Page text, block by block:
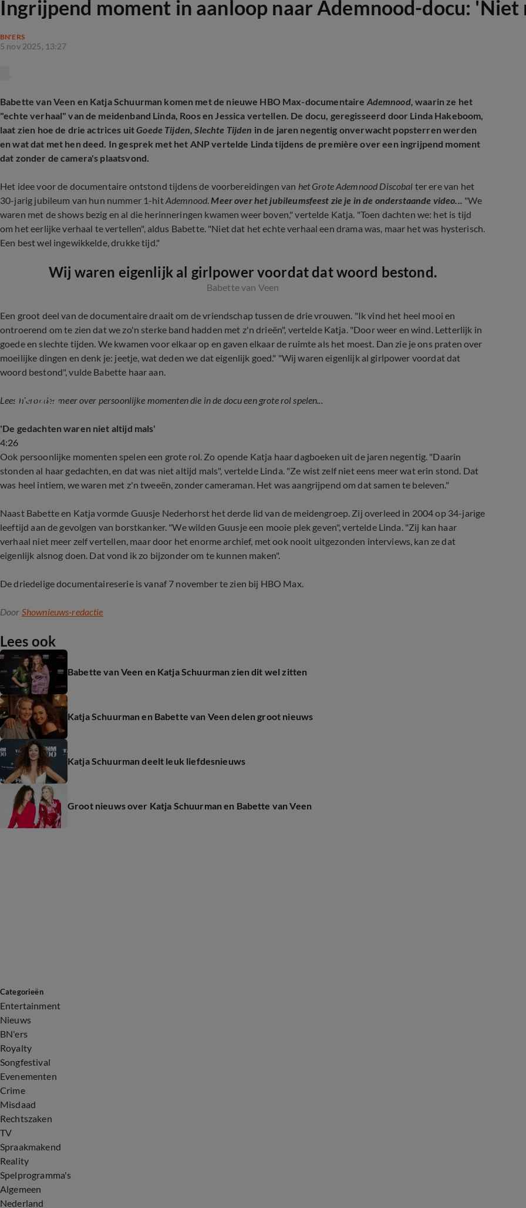
Ingrijpend moment in aanloop naar Ademnood-docu: 'Niet
BN'ERS
5 nov 2025, 13:27
Babette van Veen en Katja Schuurman komen met de nieuwe HBO Max-documentaire Ademnood, waarin ze het
"echte verhaal" van de meidenband Linda, Roos en Jessica vertellen. De docu, geregisseerd door Linda Hakeboom,
laat zien hoe de drie actrices uitGoede Tijden, Slechte Tijden in de jaren negentig onverwacht popsterren werden
en wat dat met hen deed. In gesprek met het ANP vertelde Linda tijdens de première over een ingrijpend moment
dat zonder de camera's plaatsvond.
Het idee voor de documentaire ontstond tijdens de voorbereidingen van het Grote Ademnood Discobal ter ere van het
30-jarig jubileum van hun nummer 1-hitAdemnood.Meer over het jubileumsfeest zie je in de onderstaande video... "We
waren met de shows bezig en al die herinneringen kwamen weer boven," vertelde Katja. "Toen dachten we: het is tijd
om het eerlijke verhaal te vertellen", aldus Babette. "Niet dat het echte verhaal een drama was, maar het was hysterisch.
Een best wel ingewikkelde, drukke tijd."
Wij waren eigenlijk al girlpower voordat dat woord bestond.
Babette van Veen
Een groot deel van de documentaire draait om de vriendschap tussen de drie vrouwen. "Ik vind het heel mooi en
ontroerend om te zien dat we zo'n sterke band hadden met z'n drieën", vertelde Katja. "Door weer en wind. Letterlijk in
goede en slechte tijden. We kwamen voor elkaar op en gaven elkaar de ruimte als het moest. Dan zie je ons praten over
moeilijke dingen en denk je: jeetje, wat deden we dat eigenlijk goed." "Wij waren eigenlijk al girlpower voordat dat
woord bestond", vulde Babette haar aan.
Lees hieronder meer over persoonlijke momenten die in de docu een grote rol spelen...
4:26
Discobal
'De gedachten waren niet altijd mals'
Ook persoonlijke momenten spelen een grote rol. Zo opende Katja haar dagboeken uit de jaren negentig. "Daarin
stonden al haar gedachten, en dat was niet altijd mals", vertelde Linda. "Ze wist zelf niet eens meer wat erin stond. Dat
was heel intiem, we waren met z'n tweeën, zonder cameraman. Het was aangrijpend om dat samen te beleven."
Naast Babette en Katja vormde Guusje Nederhorst het derde lid van de meidengroep. Zij overleed in 2004 op 34-jarige
leeftijd aan de gevolgen van borstkanker. "We wilden Guusje een mooie plek geven", vertelde Linda. "Zij kan haar
verhaal niet meer zelf vertellen, maar door het enorme archief, met ook nooit uitgezonden interviews, kan ze dat
eigenlijk alsnog doen. Dat vond ik zo bijzonder om te kunnen maken".
De driedelige documentaireserie is vanaf 7 november te zien bij HBO Max.
Door Shownieuws-redactie
Lees ook
Babette van Veen en Katja Schuurman zien dit wel zitten
Katja Schuurman en Babette van Veen delen groot nieuws
Katja Schuurman deelt leuk liefdesnieuws
Groot nieuws over Katja Schuurman en Babette van Veen
Categorieën
Entertainment
Nieuws
BN'ers
Royalty
Songfestival
Evenementen
Crime
Misdaad
Rechtszaken
TV
Spraakmakend
Reality
Spelprogramma's
Algemeen
Nederland